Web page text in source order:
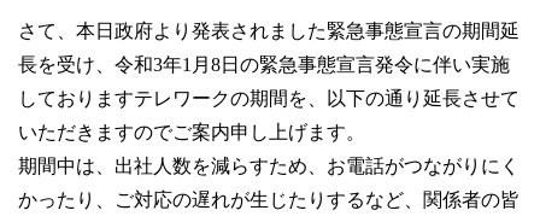
さて、本日政府より発表されました緊急事態宣言の期間延
長を受け、令和3年1月8日の緊急事態宣言発令に伴い実施
しておりますテレワークの期間を、以下の通り延長させて
いただきますのでご案内申し上げます。
期間中は、出社人数を減らすため、お電話がつながりにく
かったり、ご対応の遅れが生じたりするなど、関係者の皆